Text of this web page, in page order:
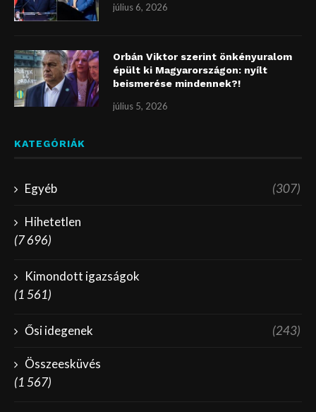
július 6, 2026
Orbán Viktor szerint önkényuralom
épült ki Magyarországon: nyílt
beismerése mindennek?!
július 5, 2026
KATEGÓRIÁK
Egyéb (307)
Hihetetlen
(7 696)
Kimondott igazságok
(1 561)
Ősi idegenek (243)
Összeesküvés
(1 567)